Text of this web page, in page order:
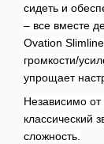
сидеть и
– все вместе
Ovation
громкости/
упрощает
Независимо от
классический
сложность.